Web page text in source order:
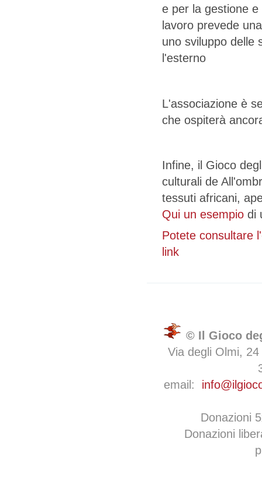
e per la gestione e
lavoro prevede
uno sviluppo delle
l'esterno
L'associazione è
che ospiterà
Infine, il Gioco
culturali de
tessuti africani,
Qui un esempio di
Potete consultare
link
© Il Gioco
Via degli Olmi,
email:
Donazioni
Donazioni